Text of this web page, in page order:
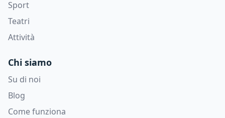
Sport
Teatri
Attività
Chi siamo
Su di noi
Blog
Come funziona